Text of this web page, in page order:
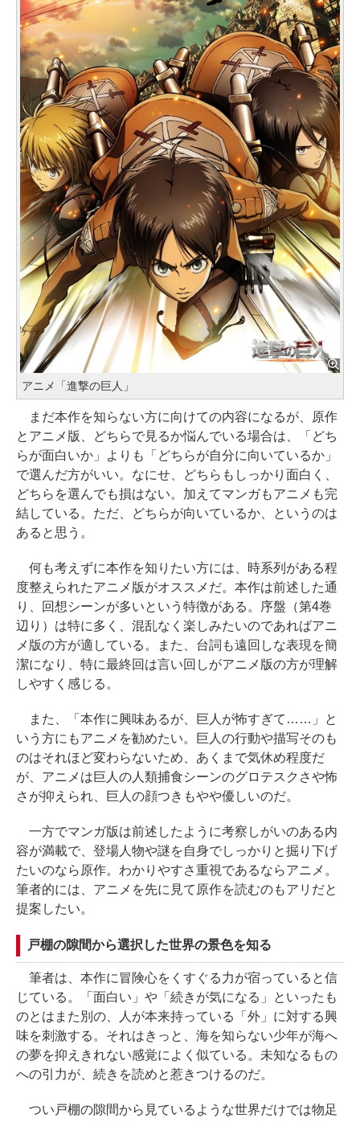
アニメ「進撃の巨人」
まだ本作を知らない方に向けての内容になるが、原作
とアニメ版、どちらで見るか悩んでいる場合は、「どち
らが面白いか」よりも「どちらが自分に向いているか」
で選んだ方がいい。なにせ、どちらもしっかり面白く、
どちらを選んでも損はない。加えてマンガもアニメも完
結している。ただ、どちらが向いているか、というのは
あると思う。
何も考えずに本作を知りたい方には、時系列がある程
度整えられたアニメ版がオススメだ。本作は前述した通
り、回想シーンが多いという特徴がある。序盤（第4巻
辺り）は特に多く、混乱なく楽しみたいのであればアニ
メ版の方が適している。また、台詞も遠回しな表現を簡
潔になり、特に最終回は言い回しがアニメ版の方が理解
しやすく感じる。
また、「本作に興味あるが、巨人が怖すぎて……」と
いう方にもアニメを勧めたい。巨人の行動や描写そのも
のはそれほど変わらないため、あくまで気休め程度だ
が、アニメは巨人の人類捕食シーンのグロテスクさや怖
さが抑えられ、巨人の顔つきもやや優しいのだ。
一方でマンガ版は前述したように考察しがいのある内
容が満載で、登場人物や謎を自身でしっかりと掘り下げ
たいのなら原作。わかりやすさ重視であるならアニメ。
筆者的には、アニメを先に見て原作を読むのもアリだと
提案したい。
戸棚の隙間から選択した世界の景色を知る
筆者は、本作に冒険心をくすぐる力が宿っていると信
じている。「面白い」や「続きが気になる」といったも
のとはまた別の、人が本来持っている「外」に対する興
味を刺激する。それはきっと、海を知らない少年が海へ
の夢を抑えきれない感覚によく似ている。未知なるもの
への引力が、続きを読めと惹きつけるのだ。
つい戸棚の隙間から見ているような世界だけでは物足